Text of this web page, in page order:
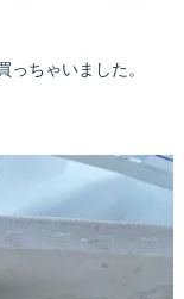
っちゃいました。